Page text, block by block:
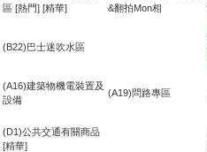
區 [熱門] [精華]
&翻拍Mon相
(B22)巴士迷吹水區
(A16)建築物機電裝置及
設備
(A19)問路專區
(D1)公共交通有關商品
[精華]